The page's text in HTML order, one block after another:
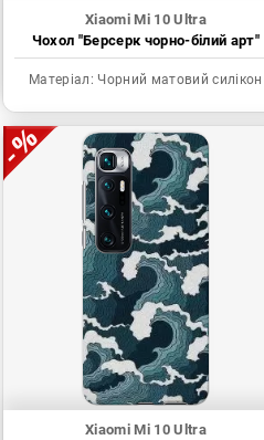
Xiaomi Mi 10 Ultra
Чохол "Берсерк чорно-білий арт"
Матеріал: Чорний матовий силікон
Xiaomi Mi 10 Ultra